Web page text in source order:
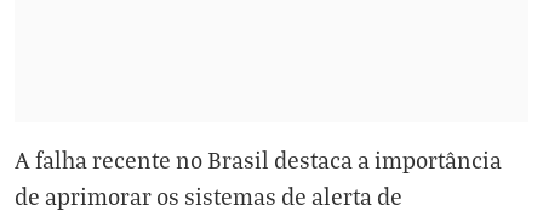
A falha recente no Brasil destaca a importância
de aprimorar os sistemas de alerta de